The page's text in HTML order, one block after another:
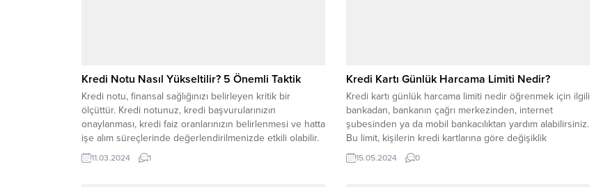
Kredi Notu Nasıl Yükseltilir? 5 Önemli Taktik
Kredi notu, finansal sağlığınızı belirleyen kritik bir
ölçüttür. Kredi notunuz, kredi başvurularınızın
onaylanması, kredi faiz oranlarınızın belirlenmesi ve hatta
işe alım süreçlerinde değerlendirilmenizde etkili olabilir.
Ancak, düşük bir kredi notuyla başlamış olabilirsiniz veya
mevcut notunuzu daha yüksek bir seviyeye çıkarmak
11.03.2024 1
Kredi Kartı Günlük Harcama Limiti Nedir?
Kredi kartı günlük harcama limiti nedir öğrenmek için ilgili
bankadan, bankanın çağrı merkezinden, internet
şubesinden ya da mobil bankacılıktan yardım alabilirsiniz.
Bu limit, kişilerin kredi kartlarına göre değişiklik
göstermektedir. Kredi kartı limit hesaplaması yapılırken
belirli yöntemler kullanılmaktadır. Kişilere verilen kredi
15.05.2024 0